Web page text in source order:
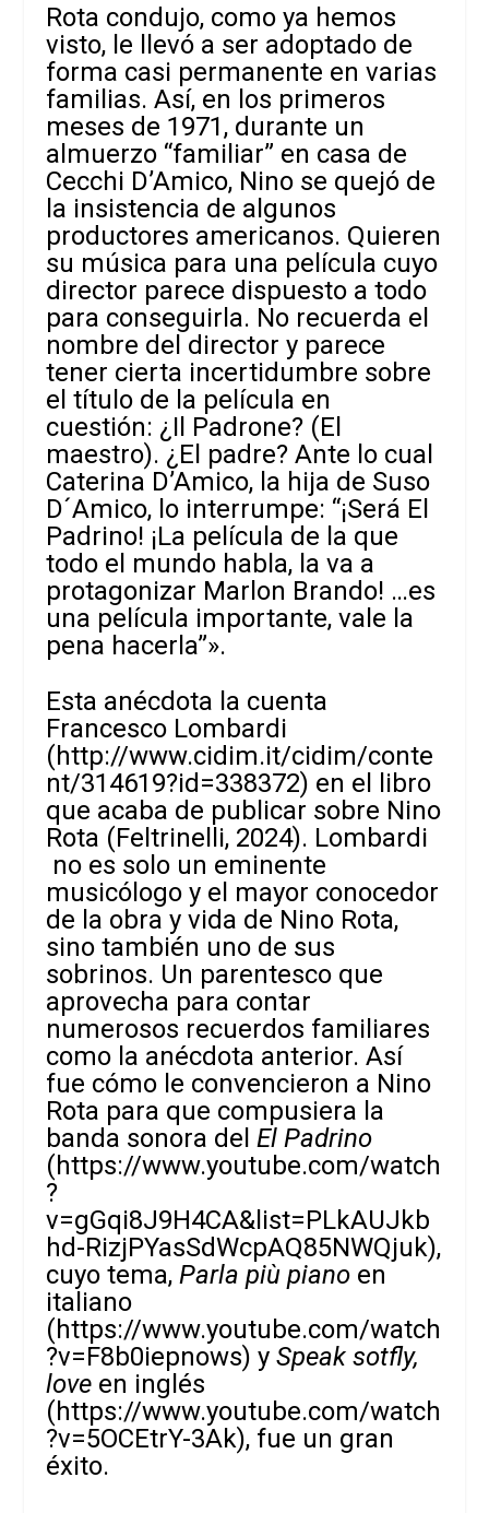
Rota condujo, como ya hemos
visto, le llevó a ser adoptado de
forma casi permanente en varias
familias. Así, en los primeros
meses de 1971, durante un
almuerzo “familiar” en casa de
Cecchi D’Amico, Nino se quejó de
la insistencia de algunos
productores americanos. Quieren
su música para una película cuyo
director parece dispuesto a todo
para conseguirla. No recuerda el
nombre del director y parece
tener cierta incertidumbre sobre
el título de la película en
cuestión: ¿Il Padrone? (El
maestro). ¿El padre? Ante lo cual
Caterina D’Amico, la hija de Suso
D´Amico, lo interrumpe: “¡Será El
Padrino! ¡La película de la que
todo el mundo habla, la va a
protagonizar Marlon Brando! …es
una película importante, vale la
pena hacerla”».
Esta anécdota la cuenta
Francesco Lombardi
(http://www.cidim.it/cidim/conte
nt/314619?id=338372) en el libro
que acaba de publicar sobre Nino
Rota (Feltrinelli, 2024). Lombardi
no es solo un eminente
musicólogo y el mayor conocedor
de la obra y vida de Nino Rota,
sino también uno de sus
sobrinos. Un parentesco que
aprovecha para contar
numerosos recuerdos familiares
como la anécdota anterior. Así
fue cómo le convencieron a Nino
Rota para que compusiera la
banda sonora delEl Padrino
(https://www.youtube.com/watch
?
v=gGqi8J9H4CA&list=PLkAUJkb
hd-RizjPYasSdWcpAQ85NWQjuk),
cuyo tema,Parla più piano en
italiano
(https://www.youtube.com/watch
?v=F8b0iepnows) ySpeak sotfly,
love en inglés
(https://www.youtube.com/watch
?v=5OCEtrY-3Ak), fue un gran
éxito.